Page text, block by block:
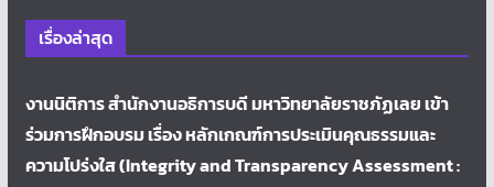
เรื่องล่าสุด
งานนิติการ สำนักงานอธิการบดี มหาวิทยาลัยราชภัฏเลย เข้า
ร่วมการฝึกอบรม เรื่อง หลักเกณฑ์การประเมินคุณธรรมและ
ความโปร่งใส (Integrity and Transparency Assessment :